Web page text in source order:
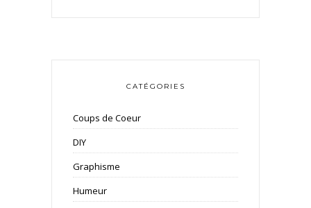
CATÉGORIES
Coups de Coeur
DIY
Graphisme
Humeur